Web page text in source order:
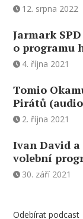
12. srpna 2022
Jarmark
o programu
4. října 2021
Tomio
Pirátů
2. října 2021
Ivan David
volební
30. září 2021
Odebírat podcast